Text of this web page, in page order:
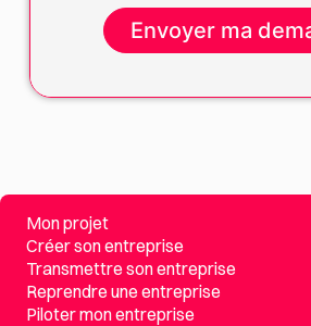
Mon projet
Créer son entreprise
Transmettre son entreprise
Reprendre une entreprise
Piloter mon entreprise